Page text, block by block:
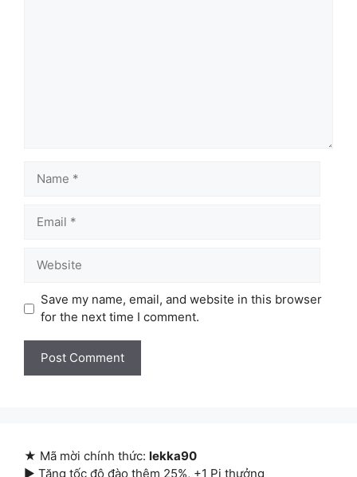
Save my name, email, and website in this browser
for the next time I comment.
★ Mã mời chính thức: lekka90
▶ Tăng tốc độ đào thêm 25%, +1 Pi thưởng